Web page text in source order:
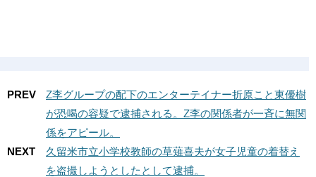
PREV
Z李グループの配下のエンターテイナー折原こと東優樹
が恐喝の容疑で逮捕される。Z李の関係者が一斉に無関
係をアピール。
NEXT
久留米市立小学校教師の草薙喜夫が女子児童の着替え
を盗撮しようとしたとして逮捕。